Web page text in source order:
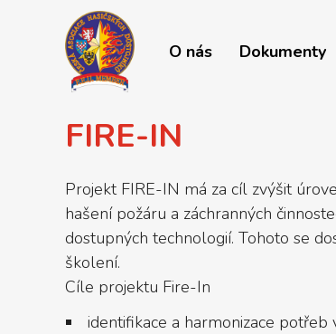
O nás Dokumenty
FIRE-IN
Projekt FIRE-IN má za cíl zvýšit
hašení požáru a záchranných
dostupných technologií. Tohoto se
školení.
Cíle projektu Fire-In
identifikace a harmonizace